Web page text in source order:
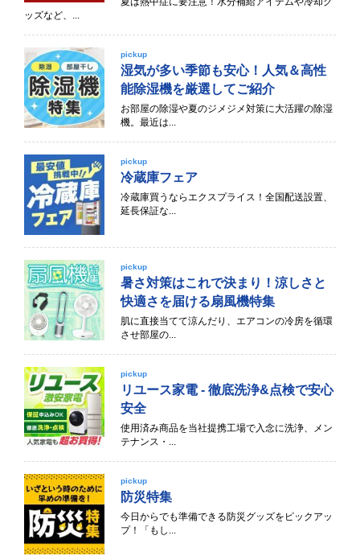
ッズなど、...
pickup
湿気が多い季節も安心！人気＆高性
能除湿機を厳選してご紹介
お部屋の除湿や夏のジメジメ対策に大活躍の除湿
機。最近は...
pickup
冷蔵庫フェア
冷蔵庫買うならエクスプライス！全国配送設置、
延長保証な...
pickup
暑さ対策はこれで決まり！涼しさと
快適さを届ける扇風機特集
肌に直接当てて涼んだり、エアコンの冷房を循環
させ部屋の...
pickup
リユース家電 - 徹底洗浄&点検で安心
安全
使用済み商品を当社提携工場で入念に洗浄、メン
テナンス・...
pickup
防災特集
今日からでも準備できる防災グッズをピックアッ
プ！「もし...